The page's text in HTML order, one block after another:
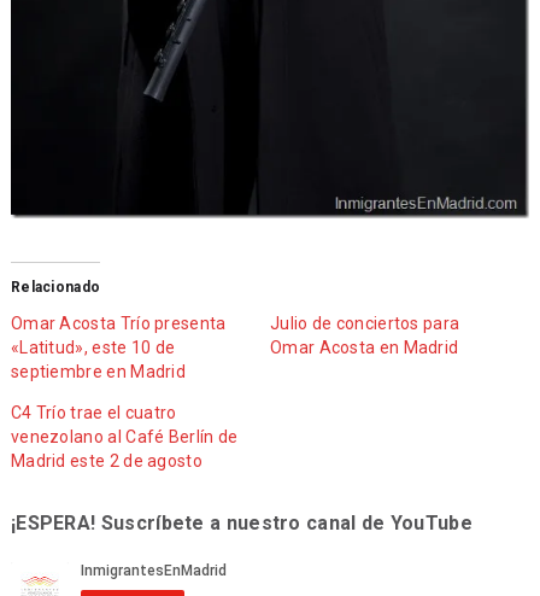
Relacionado
Omar Acosta Trío presenta
«Latitud», este 10 de
septiembre en Madrid
Julio de conciertos para
Omar Acosta en Madrid
C4 Trío trae el cuatro
venezolano al Café Berlín de
Madrid este 2 de agosto
¡ESPERA! Suscríbete a nuestro canal de YouTube